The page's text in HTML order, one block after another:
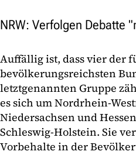
NRW: Verfolgen Debatte
Auffällig ist, dass vier der
bevölkerungsreichsten
letztgenannten Gruppe
es sich um Nordrhein-
Niedersachsen und
Schleswig-Holstein. Sie
Vorbehalte in der